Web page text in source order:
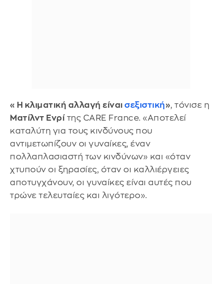
«Η κλιματική αλλαγή είναι σεξιστική», τόνισε η
Ματίλντ Ενρίτης CARE France. «Αποτελεί
καταλύτη για τους κινδύνους που
αντιμετωπίζουν οι γυναίκες, έναν
πολλαπλασιαστή των κινδύνων» και «όταν
χτυπούν οι ξηρασίες, όταν οι καλλιέργειες
αποτυγχάνουν, οι γυναίκες είναι αυτές που
τρώνε τελευταίες και λιγότερο».